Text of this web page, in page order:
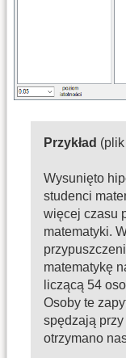
Przykład
Wysunięto
studenci
więcej czasu
matematyki.
matematykę
liczącą 54
Osoby te
spędzają
otrzymano